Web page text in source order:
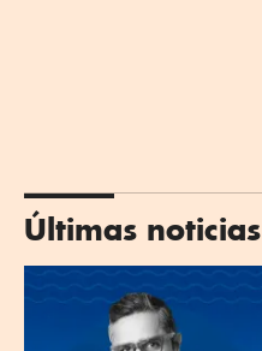
Últimas noticias